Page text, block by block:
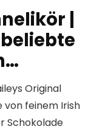
|
Original
von feinem Irish
Schokolade